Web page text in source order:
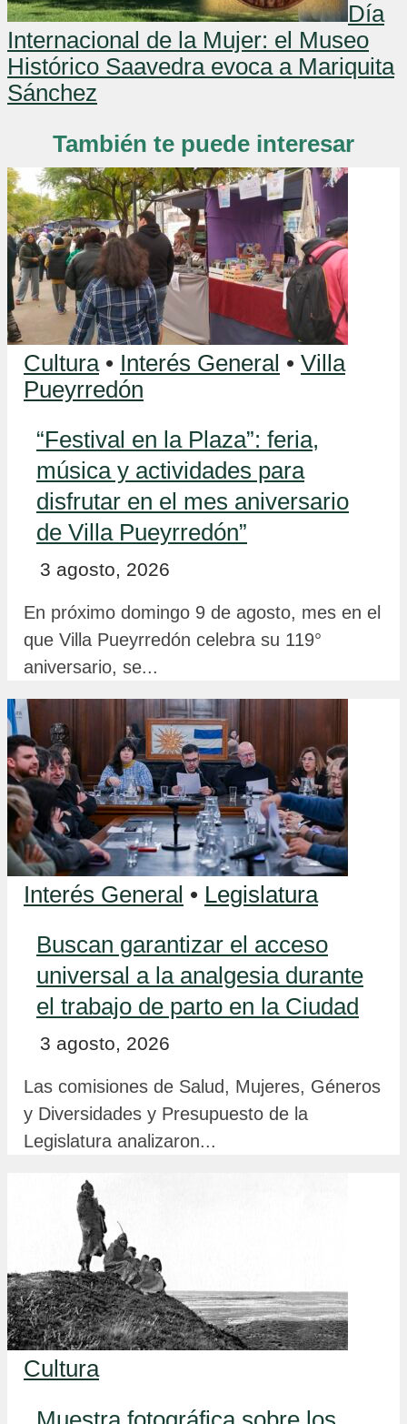
Día
Internacional de la Mujer: el Museo
Histórico Saavedra evoca a Mariquita
Sánchez
También te puede interesar
Cultura • Interés General • Villa
Pueyrredón
“Festival en la Plaza”: feria,
música y actividades para
disfrutar en el mes aniversario
de Villa Pueyrredón”
3 agosto, 2026
En próximo domingo 9 de agosto, mes en el
que Villa Pueyrredón celebra su 119°
aniversario, se...
Interés General • Legislatura
Buscan garantizar el acceso
universal a la analgesia durante
el trabajo de parto en la Ciudad
3 agosto, 2026
Las comisiones de Salud, Mujeres, Géneros
y Diversidades y Presupuesto de la
Legislatura analizaron...
Cultura